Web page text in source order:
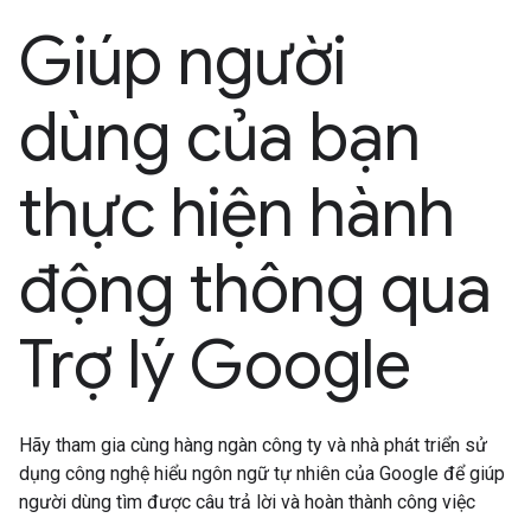
Giúp người
dùng của bạn
thực hiện hành
động thông qua
Trợ lý Google
Hãy tham gia cùng hàng ngàn công ty và nhà phát triển sử
dụng công nghệ hiểu ngôn ngữ tự nhiên của Google để giúp
người dùng tìm được câu trả lời và hoàn thành công việc